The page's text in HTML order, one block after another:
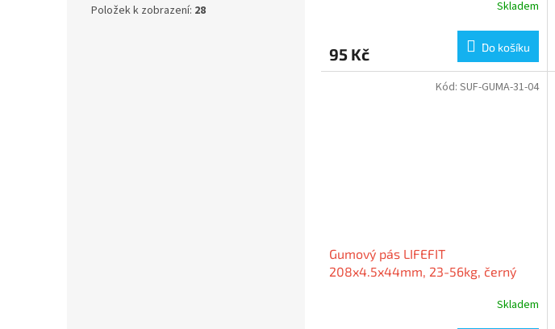
Položek k zobrazení: 28 Skladem
95 Kč Do košíku
Gumový pás LIFEFIT
208x4.5x44mm, 23-56kg, černý
Skladem
Kód: SUF-GUMA-31-04